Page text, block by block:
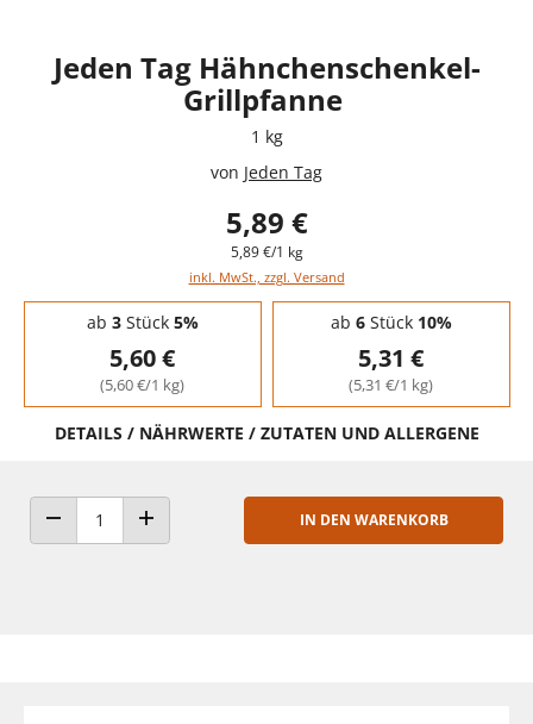
Jeden Tag Hähnchenschenkel-
Grillpfanne
1 kg
von Jeden Tag
5,89 €
5,89 €/1 kg
inkl. MwSt., zzgl. Versand
Staffelpreise - Mengenrabatt
ab 3Stück 5%
5,60 €
(5,60 €/1 kg)
ab 6Stück 10%
5,31 €
(5,31 €/1 kg)
DETAILS / NÄHRWERTE / ZUTATEN UND ALLERGENE
ANZAHL VERRINGERNANZAHL ERHÖHEN
IN DEN WARENKORB